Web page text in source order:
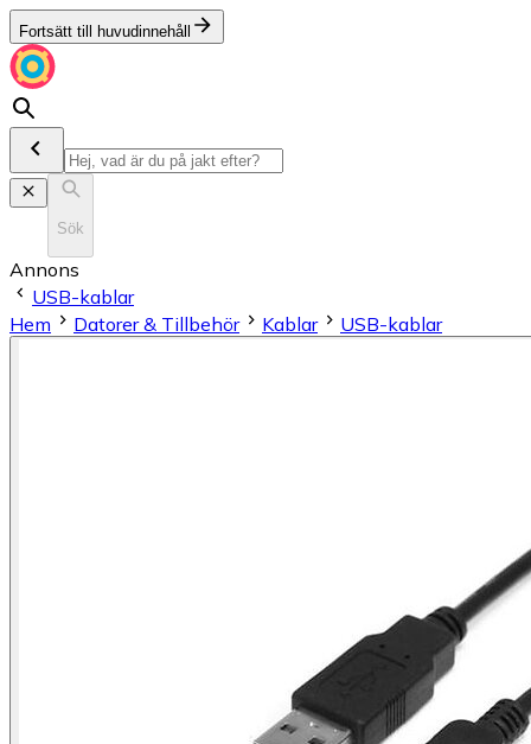
Fortsätt till huvudinnehåll
Sök
Annons
USB-kablar
Hem
Datorer & Tillbehör Kablar USB-kablar